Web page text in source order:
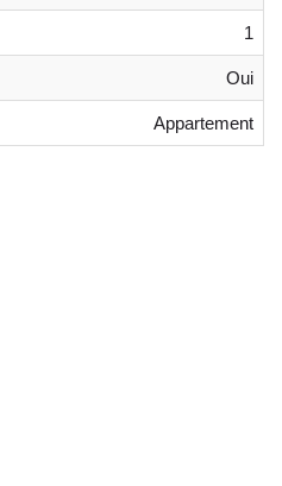
1
Oui
Appartement